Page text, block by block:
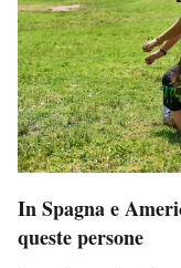
In Spagna e
queste persone